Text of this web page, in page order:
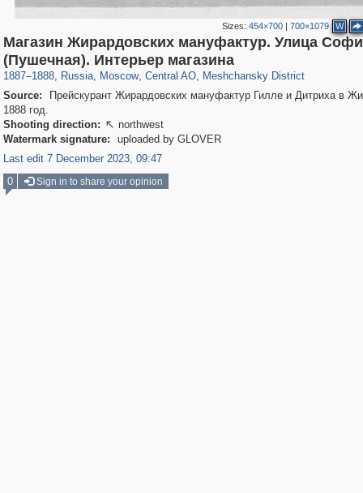
Sizes:454×700 |700×1079 W
Магазин Жирардовских мануфактур. Улица
(Пушечная). Интерьер магазина
1887–1888, Russia
1,407,713 29,262
, Moscow
319,968 8,295
, Central AO
160,055 5,920
, Meshchansky District
10,193
Source:
Прейскурант Жирардовских мануфактур Гилле и Дитриха в
1888 год.
Shooting direction:  northwest
Watermark signature:
uploaded by GLOVER
Last edit 7 December 2023, 09:47
0
Sign in to share your opinion